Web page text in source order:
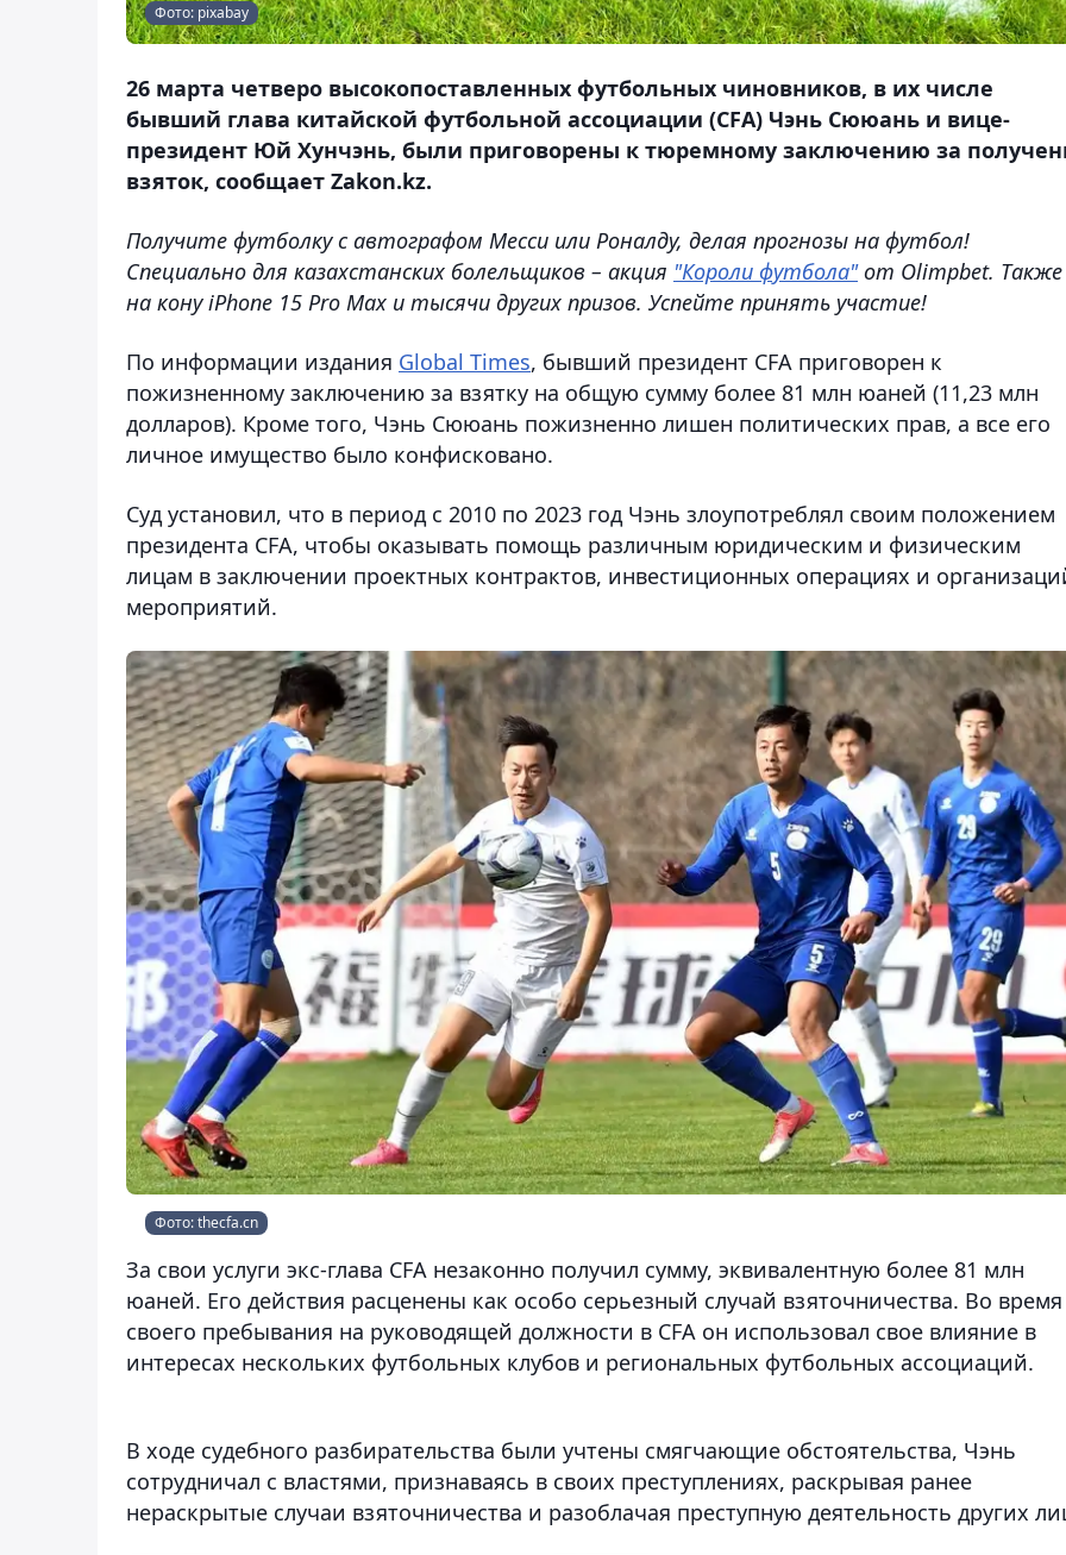
Фото: pixabay
26 марта четверо высокопоставленных футбольных чиновников, в их числе
бывший глава китайской футбольной ассоциации (CFA) Чэнь Сююань и вице-
президент Юй Хунчэнь, были приговорены к тюремному заключению за
взяток, сообщает Zakon.kz.
Получите футболку с автографом Месси или Роналду, делая прогнозы на футбол!
Специально для казахстанских болельщиков – акция "Короли футбола"от Olimpbet. Также
на кону iPhone 15 Pro Max и тысячи других призов. Успейте принять участие!
По информации издания Global Times, бывший президент CFA приговорен к
пожизненному заключению за взятку на общую сумму более 81 млн юаней (11,23 млн
долларов). Кроме того, Чэнь Сююань пожизненно лишен политических прав, а все его
личное имущество было конфисковано.
Суд установил, что в период с 2010 по 2023 год Чэнь злоупотреблял своим положением
президента CFA, чтобы оказывать помощь различным юридическим и физическим
лицам в заключении проектных контрактов, инвестиционных операциях и
мероприятий.
Фото: thecfa.cn
За свои услуги экс-глава CFA незаконно получил сумму, эквивалентную более 81 млн
юаней. Его действия расценены как особо серьезный случай взяточничества. Во время
своего пребывания на руководящей должности в CFA он использовал свое влияние в
интересах нескольких футбольных клубов и региональных футбольных ассоциаций.
В ходе судебного разбирательства были учтены смягчающие обстоятельства, Чэнь
сотрудничал с властями, признаваясь в своих преступлениях, раскрывая ранее
нераскрытые случаи взяточничества и разоблачая преступную деятельность других